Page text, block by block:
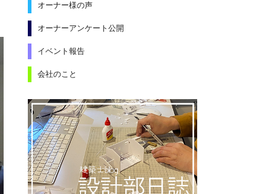
オーナー様の声
オーナーアンケート公開
イベント報告
会社のこと